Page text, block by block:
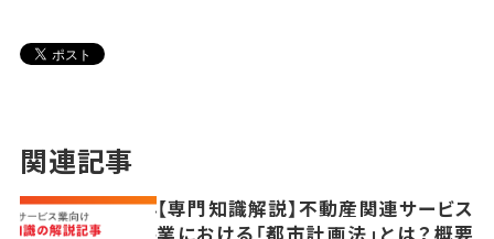
関連記事
【専門知識解説】不動産関連サービス